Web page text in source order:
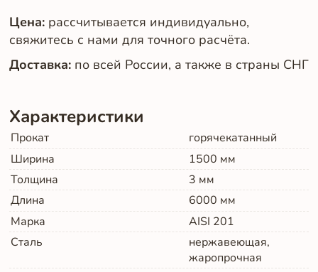
Цена: рассчитывается индивидуально,
свяжитесь с нами для точного расчёта.
Доставка: по всей России, а также в страны СНГ
Характеристики
Прокат
горячекатанный
Ширина
1500 мм
Толщина
3 мм
Длина
6000 мм
Марка
AISI 201
Сталь
нержавеющая,
жаропрочная